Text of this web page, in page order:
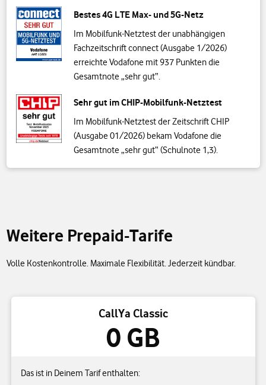
Bestes 4G LTE Max- und 5G-Netz
Im Mobilfunk-Netztest der unabhängigen
Fachzeitschrift connect (Ausgabe 1/2026)
erreichte Vodafone mit 937 Punkten die
Gesamtnote „sehr gut“.
Sehr gut im CHIP-Mobilfunk-Netztest
Im Mobilfunk-Netztest der Zeitschrift CHIP
(Ausgabe 01/2026) bekam Vodafone die
Gesamtnote „sehr gut“ (Schulnote 1,3).
Weitere Prepaid-Tarife
Volle Kostenkontrolle. Maximale Flexibilität. Jederzeit kündbar.
CallYa Classic
0 GB
Das ist in Deinem Tarif enthalten: